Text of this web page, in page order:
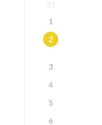
31
1
2
3
4
5
6